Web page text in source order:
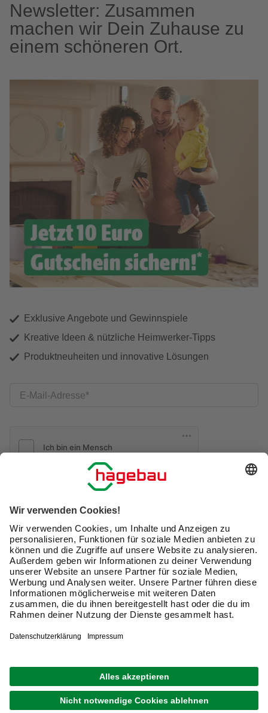
Newsletter: Zusammen
machen wir Dein Zuhause zu
einem schöneren Ort.
Exklusive Angebote und Gewinnspiele
Kreative Ideen & nützliche Heimwerker-Tipps
Produktneuheiten und innovative Lösungen
E-Mail-Adresse
Ich möchte auf mich
(inklusive den Newsletter) von hagebau erhalten. Ich
bin mit der
Nutzung meiner personenbezogenen
Daten durch hagebau, die E-Mail-Werbung, die
Analyse meines E-Mail-Umgangs sowie die
Zusammenführung und Analyse meiner Kaufdaten,
Coupons und Kartenvorteile umfasst, einverstanden.
Mein Einverständnis kann ich jederzeit widerrufen.
Nach Bestätigung meines Einverständnisses erhalte
JETZT ANMELDEN